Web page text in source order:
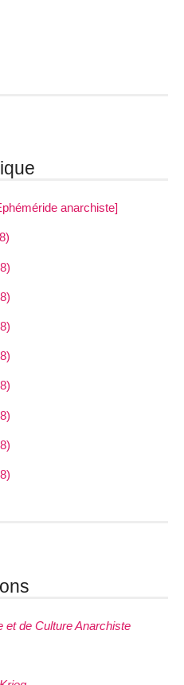
anarchiste]
et de Culture Anarchiste